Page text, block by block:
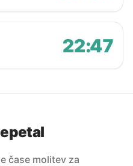
22:47
čase molitev za